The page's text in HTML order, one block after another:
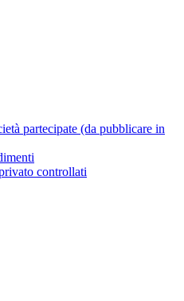
partecipate (da pubblicare in
controllati